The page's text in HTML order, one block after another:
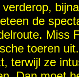
de
Miss
toeren
terwijl ze